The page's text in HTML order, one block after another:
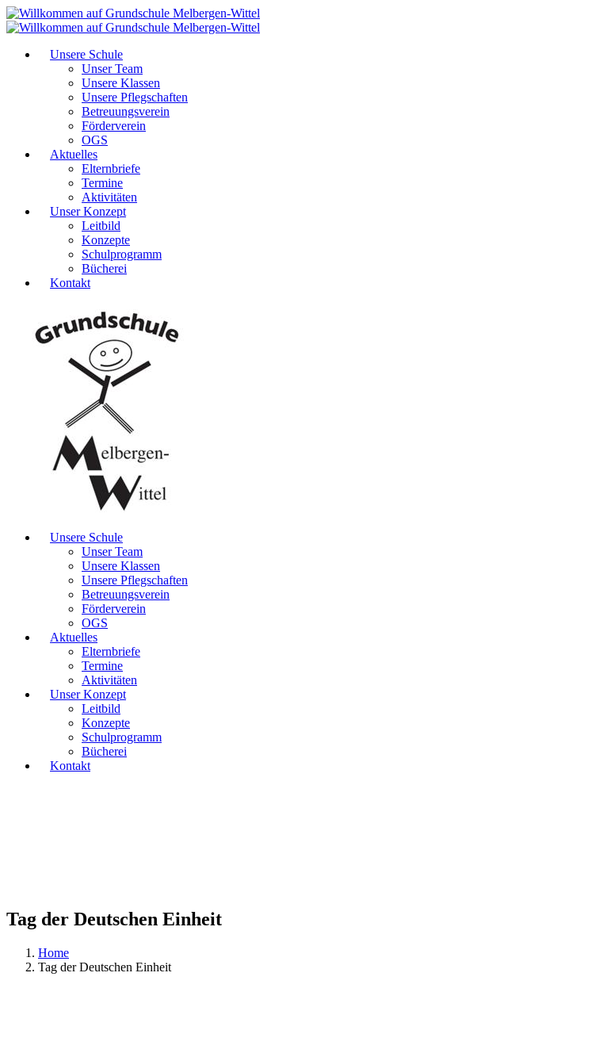
Unsere Schule
Unser Team
Unsere Klassen
Unsere Pflegschaften
Betreuungsverein
Förderverein
OGS
Aktuelles
Elternbriefe
Termine
Aktivitäten
Unser Konzept
Leitbild
Konzepte
Schulprogramm
Bücherei
Kontakt
Unsere Schule
Unser Team
Unsere Klassen
Unsere Pflegschaften
Betreuungsverein
Förderverein
OGS
Aktuelles
Elternbriefe
Termine
Aktivitäten
Unser Konzept
Leitbild
Konzepte
Schulprogramm
Bücherei
Kontakt
Tag der Deutschen Einheit
Home
Tag der Deutschen Einheit